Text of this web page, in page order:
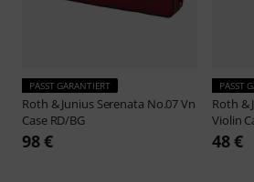
PASST GARANTIERT
Roth & Junius Serenata No.07 Vn
Case RD/BG
98 €
PASST
Roth &
Violin
48 €